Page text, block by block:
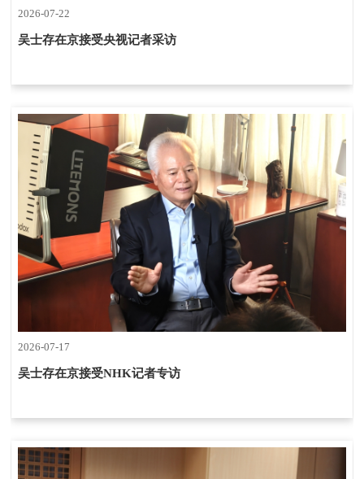
2026-07-22
吴士存在京接受央视记者采访
2026-07-17
吴士存在京接受NHK记者专访